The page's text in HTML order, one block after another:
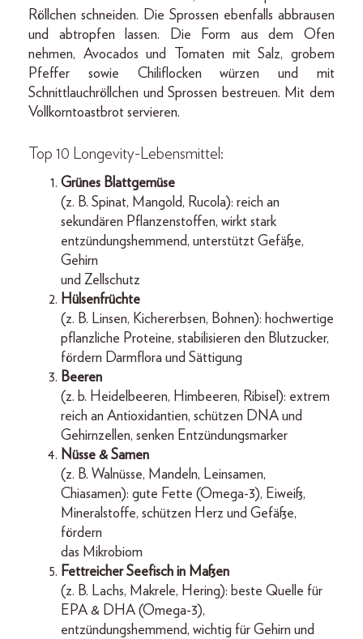
Röllchen schneiden. Die Sprossen ebenfalls abbrausen
und abtropfen lassen. Die Form aus dem Ofen
nehmen, Avocados und Tomaten mit Salz, grobem
Pfeffer sowie Chiliflocken würzen und mit
Schnittlauchröllchen und Sprossen bestreuen. Mit dem
Vollkorntoastbrot servieren.
Top 10 Longevity-Lebensmittel:
Grünes Blattgemüse
(z. B. Spinat, Mangold, Rucola): reich an
sekundären Pflanzenstoffen, wirkt stark
entzündungshemmend, unterstützt Gefäße,
Gehirn
und Zellschutz
Hülsenfrüchte
(z. B. Linsen, Kichererbsen, Bohnen): hochwertige
pflanzliche Proteine, stabilisieren den Blutzucker,
fördern Darmflora und Sättigung
Beeren
(z. b. Heidelbeeren, Himbeeren, Ribisel): extrem
reich an Antioxidantien, schützen DNA und
Gehirnzellen, senken Entzündungsmarker
Nüsse & Samen
(z. B. Walnüsse, Mandeln, Leinsamen,
Chiasamen): gute Fette (Omega-3), Eiweiß,
Mineralstoffe, schützen Herz und Gefäße,
fördern
das Mikrobiom
Fettreicher Seefisch in Maßen
(z. B. Lachs, Makrele, Hering): beste Quelle für
EPA & DHA (Omega-3),
entzündungshemmend, wichtig für Gehirn und